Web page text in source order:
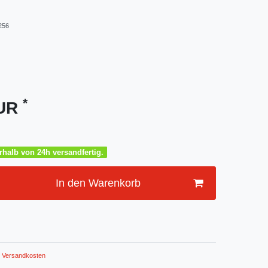
*
von 24h versandfertig.
In den Warenkorb
Versandkosten